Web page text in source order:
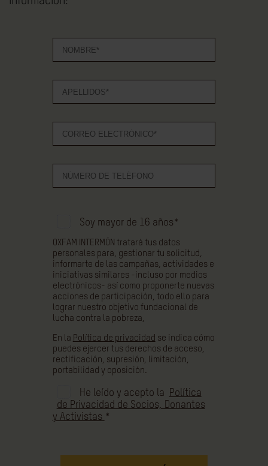
Soy mayor de 16 años *
OXFAM INTERMÓN tratará tus datos
personales para, gestionar tu solicitud,
informarte de las campañas, actividades e
iniciativas similares -incluso por medios
electrónicos- así como proponerte nuevas
acciones de participación, todo ello para
lograr nuestro objetivo fundacional de
lucha contra la pobreza,
En la Política de privacidad se indica cómo
puedes ejercer tus derechos de acceso,
rectificación, supresión, limitación,
portabilidad y oposición.
He leído y acepto la
Política
de Privacidad de Socios, Donantes
y Activistas *